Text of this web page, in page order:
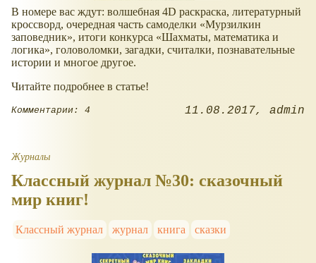
В номере вас ждут: волшебная 4D раскраска, литературный
кроссворд, очередная часть самоделки «Мурзилкин
заповедник», итоги конкурса «Шахматы, математика и
логика», головоломки, загадки, считалки, познавательные
истории и многое другое.
Читайте подробнее в статье!
Комментарии: 4 11.08.2017 admin
Журналы
Классный журнал №30: сказочный
мир книг!
Классный журнал журнал книга сказки